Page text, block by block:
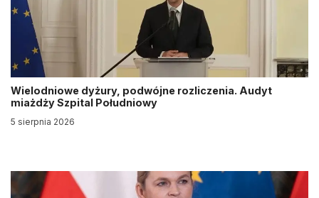
Wielodniowe dyżury, podwójne rozliczenia. Audyt
miażdży Szpital Południowy
5 sierpnia 2026